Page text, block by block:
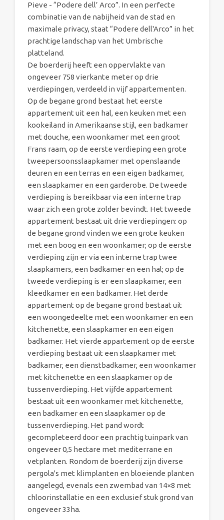
Pieve - “Podere dell’ Arco”. In een perfecte
combinatie van de nabijheid van de stad en
maximale privacy, staat “Podere dell'Arco” in het
prachtige landschap van het Umbrische
platteland.
De boerderij heeft een oppervlakte van
ongeveer 758 vierkante meter op drie
verdiepingen, verdeeld in vijf appartementen.
Op de begane grond bestaat het eerste
appartement uit een hal, een keuken met een
kookeiland in Amerikaanse stijl, een badkamer
met douche, een woonkamer met een groot
Frans raam, op de eerste verdieping een grote
tweepersoonsslaapkamer met openslaande
deuren en een terras en een eigen badkamer,
een slaapkamer en een garderobe. De tweede
verdieping is bereikbaar via een interne trap
waar zich een grote zolder bevindt. Het tweede
appartement bestaat uit drie verdiepingen: op
de begane grond vinden we een grote keuken
met een boog en een woonkamer; op de eerste
verdieping zijn er via een interne trap twee
slaapkamers, een badkamer en een hal; op de
tweede verdieping is er een slaapkamer, een
kleedkamer en een badkamer. Het derde
appartement op de begane grond bestaat uit
een woongedeelte met een woonkamer en een
kitchenette, een slaapkamer en een eigen
badkamer. Het vierde appartement op de eerste
verdieping bestaat uit een slaapkamer met
badkamer, een dienstbadkamer, een woonkamer
met kitchenette en een slaapkamer op de
tussenverdieping. Het vijfde appartement
bestaat uit een woonkamer met kitchenette,
een badkamer en een slaapkamer op de
tussenverdieping. Het pand wordt
gecompleteerd door een prachtig tuinpark van
ongeveer 0,5 hectare met mediterrane en
vetplanten. Rondom de boerderij zijn diverse
pergola's met klimplanten en bloeiende planten
aangelegd, evenals een zwembad van 14×8 met
chloorinstallatie en een exclusief stuk grond van
ongeveer 33ha.